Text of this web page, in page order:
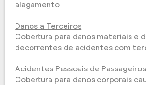
alagamento
Danos a Terceiros
Cobertura para danos materiais e
decorrentes de acidentes com
Acidentes Pessoais de Passageiros
Cobertura para danos corporais